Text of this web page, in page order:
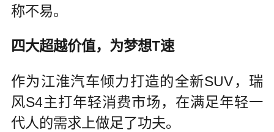
称不易。
四大超越价值，为梦想T速
作为江淮汽车倾力打造的全新SUV，瑞
风S4主打年轻消费市场，在满足年轻一
代人的需求上做足了功夫。